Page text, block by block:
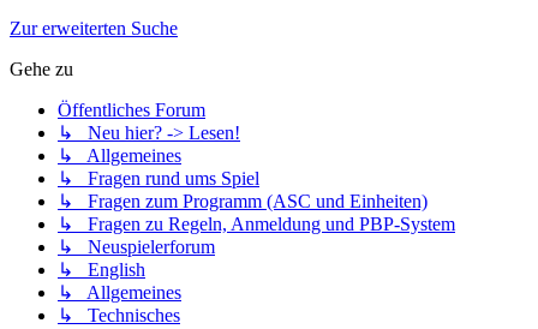
Zur erweiterten Suche
Gehe zu
Öffentliches Forum
↳ Neu hier? -> Lesen!
↳ Allgemeines
↳ Fragen rund ums Spiel
↳ Fragen zum Programm (ASC und Einheiten)
↳ Fragen zu Regeln, Anmeldung und PBP-System
↳ Neuspielerforum
↳ English
↳ Allgemeines
↳ Technisches